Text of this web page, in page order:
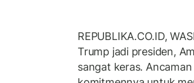
REPUBLIKA.CO.ID,
Trump jadi presiden,
sangat keras.